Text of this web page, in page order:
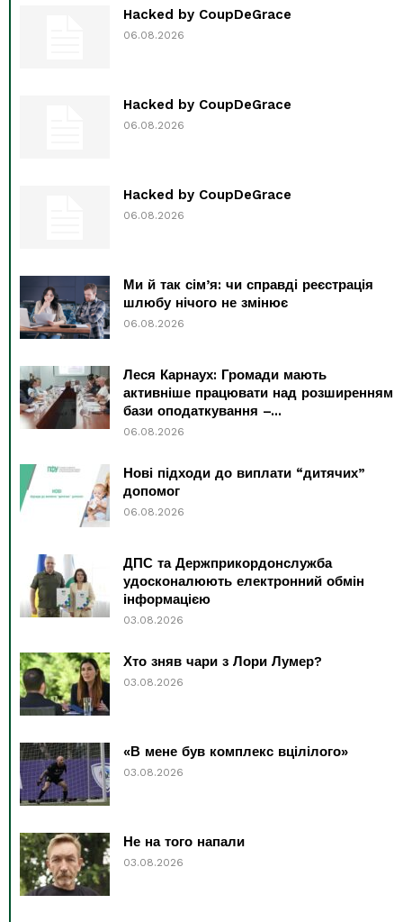
Hacked by CoupDeGrace
06.08.2026
Hacked by CoupDeGrace
06.08.2026
Hacked by CoupDeGrace
06.08.2026
Ми й так сім’я: чи справді реєстрація
шлюбу нічого не змінює
06.08.2026
Леся Карнаух: Громади мають
активніше працювати над розширенням
бази оподаткування –...
06.08.2026
Нові підходи до виплати “дитячих”
допомог
06.08.2026
ДПС та Держприкордонслужба
удосконалюють електронний обмін
інформацією
03.08.2026
Хто зняв чари з Лори Лумер?
03.08.2026
«В мене був комплекс вцілілого»
03.08.2026
Не на того напали
03.08.2026